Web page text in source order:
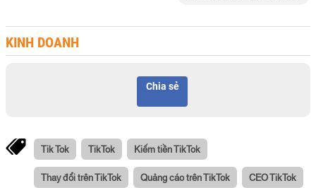
KINH DOANH
Chia sẻ
Tik Tok TikTok Kiếm tiền TikTok
Thay đổi trên TikTok Quảng cáo trên TikTok CEO TikTok